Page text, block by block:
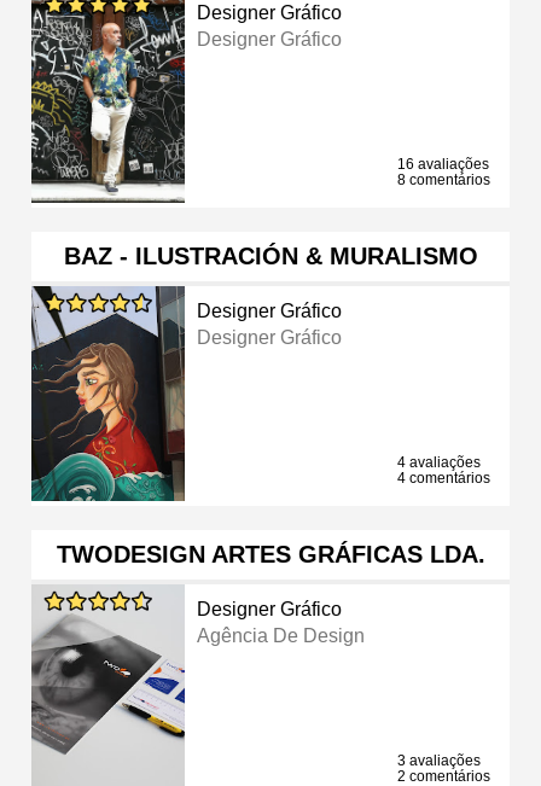
Designer Gráfico
Designer Gráfico
16 avaliações
8 comentários
BAZ - ILUSTRACIÓN & MURALISMO
Designer Gráfico
Designer Gráfico
4 avaliações
4 comentários
TWODESIGN ARTES GRÁFICAS LDA.
Designer Gráfico
Agência De Design
3 avaliações
2 comentários